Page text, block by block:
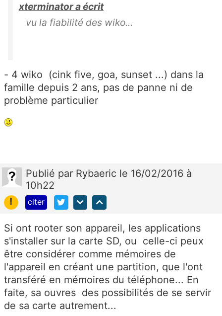
xterminator a écrit
vu la fiabilité des wiko...
- 4 wiko (cink five, goa, sunset ...) dans la
famille depuis 2 ans, pas de panne ni de
problème particulier
Publié par Rybaeric le 16/02/2016 à
10h22
!
citer
Si ont rooter son appareil, les applications
s'installer sur la carte SD, ou celle-ci peux
être considérer comme mémoires de
l'appareil en créant une partition, que l'ont
transféré en mémoires du téléphone... En
faite, sa ouvres des possibilités de se servir
de sa carte autrement...